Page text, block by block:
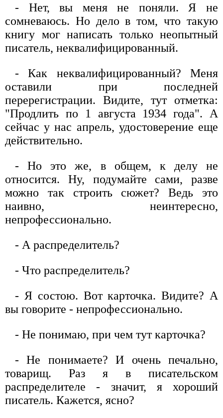
- Нет, вы меня не поняли. Я не
сомневаюсь. Но дело в том, что такую
книгу мог написать только неопытный
писатель, неквалифицированный.
- Как неквалифицированный? Меня
оставили при последней
перерегистрации. Видите, тут отметка:
"Продлить по 1 августа 1934 года". А
сейчас у нас апрель, удостоверение еще
действительно.
- Но это же, в общем, к делу не
относится. Ну, подумайте сами, разве
можно так строить сюжет? Ведь это
наивно, неинтересно,
непрофессионально.
- А распределитель?
- Что распределитель?
- Я состою. Вот карточка. Видите? А
вы говорите - непрофессионально.
- Не понимаю, при чем тут карточка?
- Не понимаете? И очень печально,
товарищ. Раз я в писательском
распределителе - значит, я хороший
писатель. Кажется, ясно?